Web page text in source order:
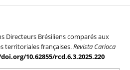
Directeurs Brésiliens comparés aux
territoriales françaises.Revista Carioca
10.62855/rcd.6.3.2025.220